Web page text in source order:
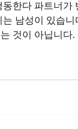
한다 파트너가
남성이 있습니
것이 아닙니다.
외로움을 느끼
하락을 경험합니